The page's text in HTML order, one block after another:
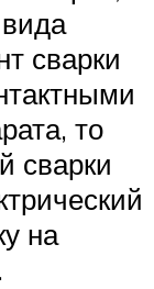
сварки
то
сварки
на